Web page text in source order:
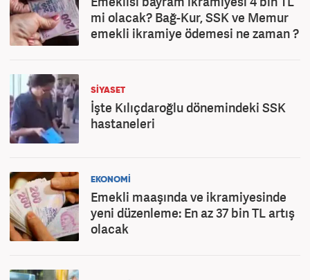
mi olacak? Bağ-Kur, SSK ve Memur
emekli ikramiye ödemesi ne zaman ?
SİYASET
İşte Kılıçdaroğlu dönemindeki SSK
hastaneleri
EKONOMİ
Emekli maaşında ve ikramiyesinde
yeni düzenleme: En az 37 bin TL artış
olacak